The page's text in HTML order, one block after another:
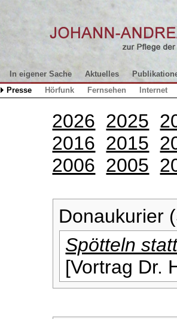
In eigener Sache Aktuelles
Presse
Hörfunk Fernsehen Internet
2026 2025
2016 2015
2006 2005
Donaukurier
Spötteln
[Vortrag Dr.